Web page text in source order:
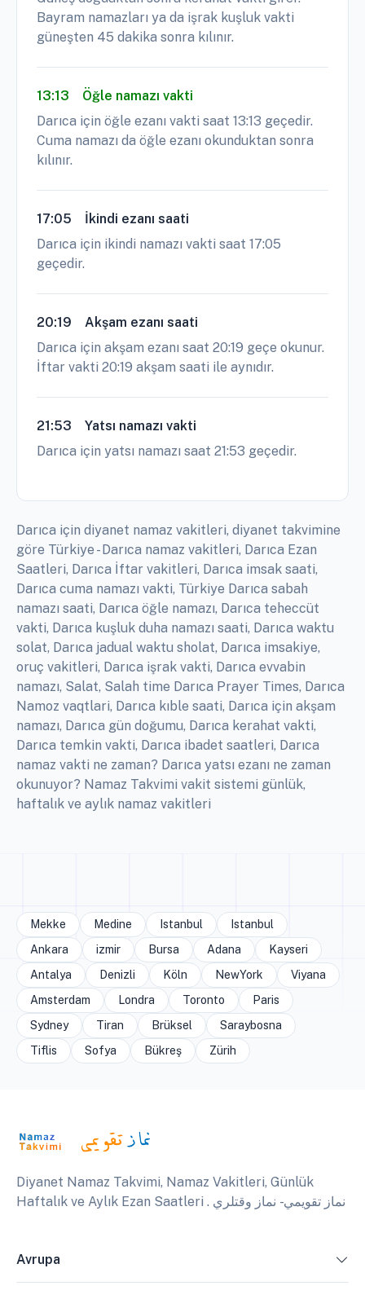
Bayram namazları ya da işrak kuşluk vakti
güneşten 45 dakika sonra kılınır.
13:13
Öğle namazı vakti
Darıca için öğle ezanı vakti saat 13:13 geçedir.
Cuma namazı da öğle ezanı okunduktan sonra
kılınır.
17:05
İkindi ezanı saati
Darıca için ikindi namazı vakti saat 17:05
geçedir.
20:19
Akşam ezanı saati
Darıca için akşam ezanı saat 20:19 geçe okunur.
İftar vakti 20:19 akşam saati ile aynıdır.
21:53
Yatsı namazı vakti
Darıca için yatsı namazı saat 21:53 geçedir.
Darıca için diyanet namaz vakitleri, diyanet takvimine
göre Türkiye - Darıca namaz vakitleri, Darıca Ezan
Saatleri, Darıca İftar vakitleri, Darıca imsak saati,
Darıca cuma namazı vakti, Türkiye Darıca sabah
namazı saati, Darıca öğle namazı, Darıca teheccüt
vakti, Darıca kuşluk duha namazı saati, Darıca waktu
solat, Darıca jadual waktu sholat, Darıca imsakiye,
oruç vakitleri, Darıca işrak vakti, Darıca evvabin
namazı, Salat, Salah time Darıca Prayer Times, Darıca
Namoz vaqtlari, Darıca kıble saati, Darıca için akşam
namazı, Darıca gün doğumu, Darıca kerahat vakti,
Darıca temkin vakti, Darıca ibadet saatleri, Darıca
namaz vakti ne zaman? Darıca yatsı ezanı ne zaman
okunuyor? Namaz Takvimi vakit sistemi günlük,
haftalık ve aylık namaz vakitleri
Mekke Medine Istanbul
Istanbul
Ankara
izmir Bursa Adana
Kayseri
Antalya
Denizli Köln NewYork
Viyana
Amsterdam
Londra Toronto
Paris
Sydney
Tiran Brüksel
Saraybosna
Tiflis
Sofya Bükreş Zürih
Diyanet Namaz Takvimi, Namaz Vakitleri, Günlük
Haftalık ve Aylık Ezan Saatleri . نماز تقويمي - نماز وقتلري
Avrupa